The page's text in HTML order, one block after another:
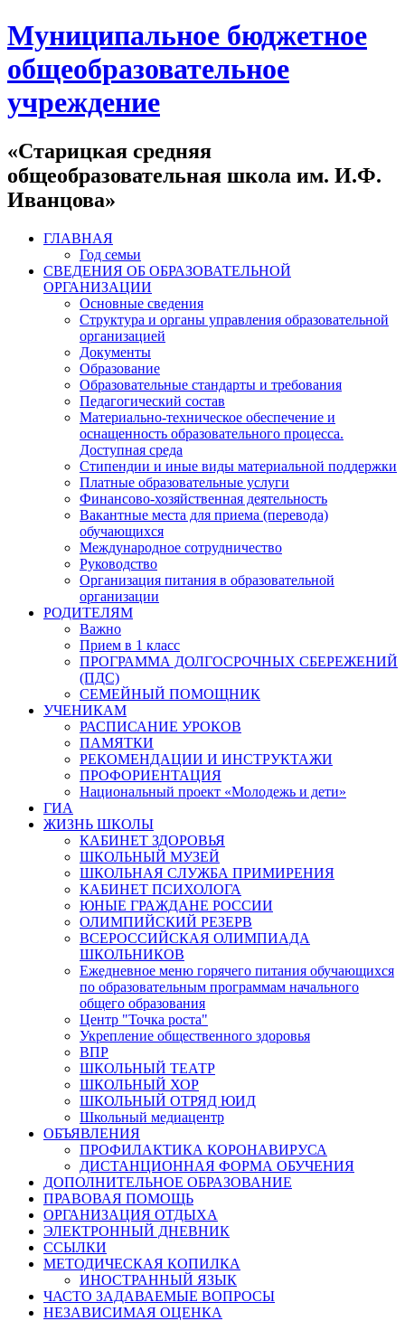
Муниципальное бюджетное
общеобразовательное
учреждение
«Старицкая средняя
общеобразовательная школа им. И.Ф.
Иванцова»
ГЛАВНАЯ
Год семьи
СВЕДЕНИЯ ОБ ОБРАЗОВАТЕЛЬНОЙ
ОРГАНИЗАЦИИ
Основные сведения
Структура и органы управления образовательной
организацией
Документы
Образование
Образовательные стандарты и требования
Педагогический состав
Материально-техническое обеспечение и
оснащенность образовательного процесса.
Доступная среда
Стипендии и иные виды материальной поддержки
Платные образовательные услуги
Финансово-хозяйственная деятельность
Вакантные места для приема (перевода)
обучающихся
Международное сотрудничество
Руководство
Организация питания в образовательной
организации
РОДИТЕЛЯМ
Важно
Прием в 1 класс
ПРОГРАММА ДОЛГОСРОЧНЫХ СБЕРЕЖЕНИЙ
(ПДС)
СЕМЕЙНЫЙ ПОМОЩНИК
УЧЕНИКАМ
РАСПИСАНИЕ УРОКОВ
ПАМЯТКИ
РЕКОМЕНДАЦИИ И ИНСТРУКТАЖИ
ПРОФОРИЕНТАЦИЯ
Национальный проект «Молодежь и дети»
ГИА
ЖИЗНЬ ШКОЛЫ
КАБИНЕТ ЗДОРОВЬЯ
ШКОЛЬНЫЙ МУЗЕЙ
ШКОЛЬНАЯ СЛУЖБА ПРИМИРЕНИЯ
КАБИНЕТ ПСИХОЛОГА
ЮНЫЕ ГРАЖДАНЕ РОССИИ
ОЛИМПИЙСКИЙ РЕЗЕРВ
ВСЕРОССИЙСКАЯ ОЛИМПИАДА
ШКОЛЬНИКОВ
Ежедневное меню горячего питания обучающихся
по образовательным программам начального
общего образования
Центр "Точка роста"
Укрепление общественного здоровья
ВПР
ШКОЛЬНЫЙ ТЕАТР
ШКОЛЬНЫЙ ХОР
ШКОЛЬНЫЙ ОТРЯД ЮИД
Школьный медиацентр
ОБЪЯВЛЕНИЯ
ПРОФИЛАКТИКА КОРОНАВИРУСА
ДИСТАНЦИОННАЯ ФОРМА ОБУЧЕНИЯ
ДОПОЛНИТЕЛЬНОЕ ОБРАЗОВАНИЕ
ПРАВОВАЯ ПОМОЩЬ
ОРГАНИЗАЦИЯ ОТДЫХА
ЭЛЕКТРОННЫЙ ДНЕВНИК
ССЫЛКИ
МЕТОДИЧЕСКАЯ КОПИЛКА
ИНОСТРАННЫЙ ЯЗЫК
ЧАСТО ЗАДАВАЕМЫЕ ВОПРОСЫ
НЕЗАВИСИМАЯ ОЦЕНКА